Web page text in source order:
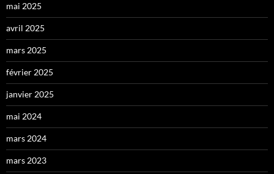
mai 2025
avril 2025
mars 2025
février 2025
janvier 2025
mai 2024
mars 2024
mars 2023